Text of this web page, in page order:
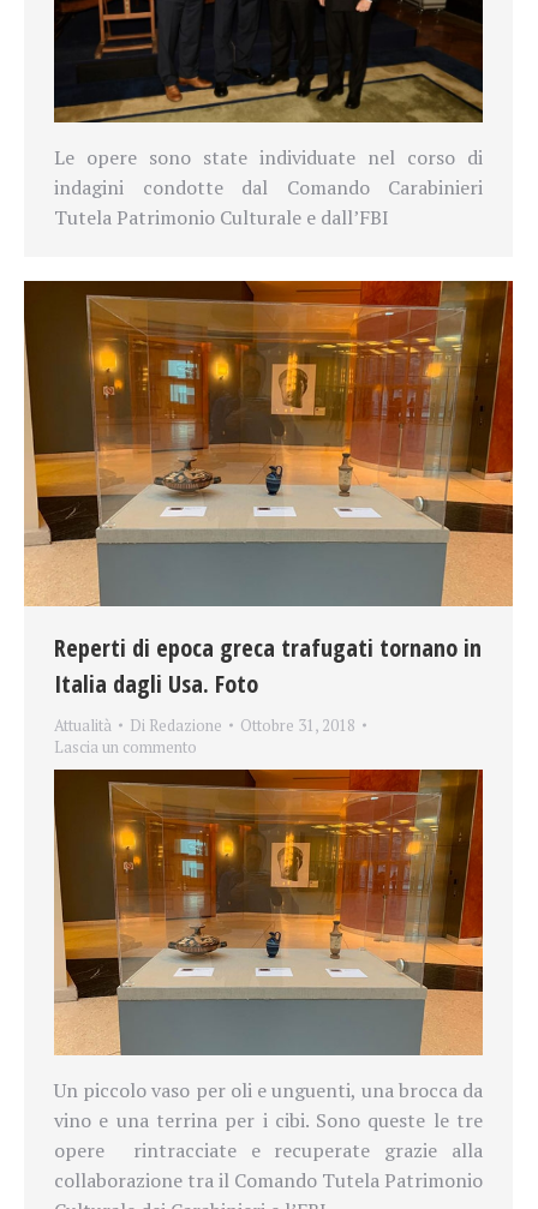
Le opere sono state individuate nel corso di
indagini condotte dal Comando Carabinieri
Tutela Patrimonio Culturale e dall’FBI
Reperti di epoca greca trafugati tornano in
Italia dagli Usa. Foto
Attualità Di Redazione
Ottobre 31, 2018
Lascia un commento
Un piccolo vaso per oli e unguenti, una brocca da
vino e una terrina per i cibi. Sono queste le tre
opere
rintracciate e recuperate grazie alla
collaborazione tra il Comando Tutela Patrimonio